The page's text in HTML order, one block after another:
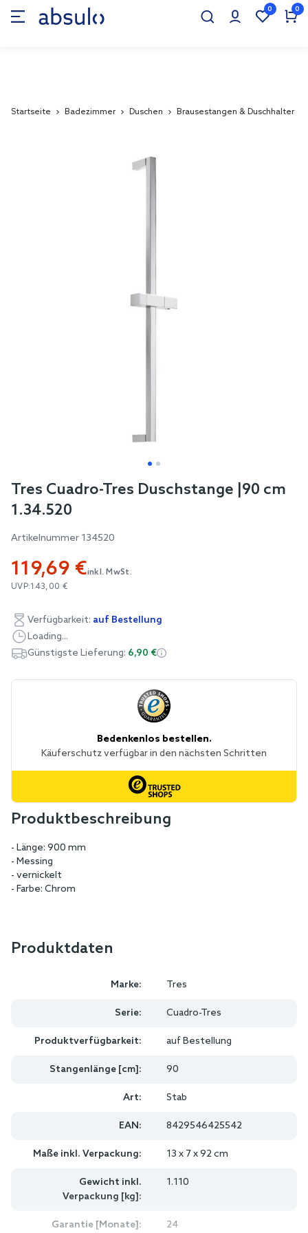
0 0
Startseite Badezimmer Duschen Brausestangen & Duschhalter
Skip
to
beginning
the
images
Tres Cuadro-Tres Duschstange |90 cm
1.34.520
Artikelnummer 134520
119,69 €inkl. MwSt.
UVP:143,00 €
Verfügbarkeit: auf Bestellung
Loading...
Günstigste Lieferung: 6,90 €
Produktbeschreibung
- Länge: 900 mm
- Messing
- vernickelt
- Farbe: Chrom
Produktdaten
Marke: Tres
Serie: Cuadro-Tres
Produktverfügbarkeit: auf Bestellung
Stangenlänge [cm]: 90
Art: Stab
EAN: 8429546425542
Maße inkl. Verpackung: 13 x 7 x 92 cm
Gewicht inkl.
Verpackung [kg]:
1.110
Garantie [Monate]: 24